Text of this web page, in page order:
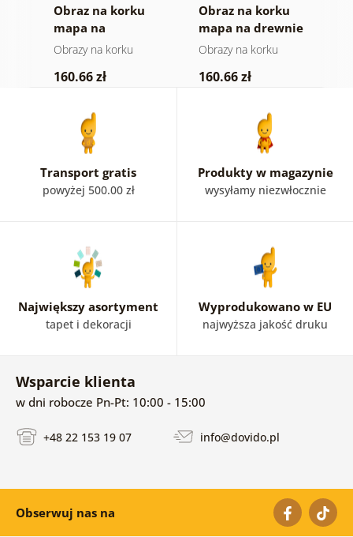
Obraz na korku
mapa na
drewnianym tle
Obrazy na korku
160.66 zł
Obraz na korku
mapa na drewnie
Obrazy na korku
160.66 zł
Transport gratis
powyżej 500.00 zł
Produkty w magazynie
wysyłamy niezwłocznie
Największy asortyment
tapet i dekoracji
Wyprodukowano w EU
najwyższa jakość druku
Wsparcie klienta
w dni robocze Pn-Pt: 10:00 - 15:00
+48 22 153 19 07 info@dovido.pl
Obserwuj nas na